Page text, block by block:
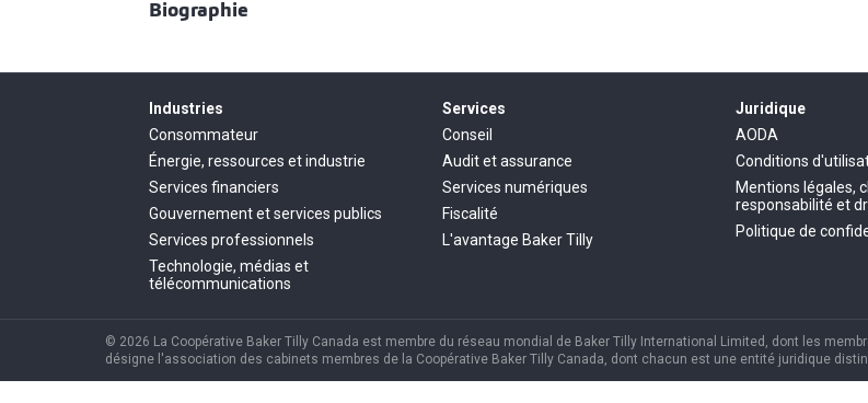
Biographie
Industries
Consommateur
Énergie, ressources et industrie
Services financiers
Gouvernement et services publics
Services professionnels
Technologie, médias et
télécommunications
Services
Conseil
Audit et assurance
Services numériques
Fiscalité
L'avantage Baker Tilly
Juridique
AODA
Conditions
Mentions légales,
responsabilité et
Politique de
© 2026 La Coopérative Baker Tilly Canada est membre du réseau mondial de Baker Tilly International Limited, dont les
désigne l'association des cabinets membres de la Coopérative Baker Tilly Canada, dont chacun est une entité juridique